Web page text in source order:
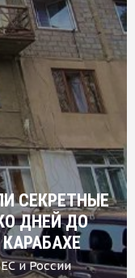
СЕКРЕТНЫЕ
ДНЕЙ ДО
и России